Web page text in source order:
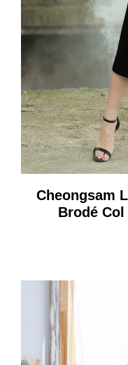
Cheongsam
Brodé